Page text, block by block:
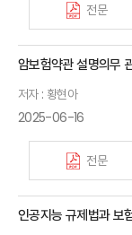
전문
암보험약관 설명의무
저자 : 황현아
2025-06-16
전문
인공지능 규제법과 보